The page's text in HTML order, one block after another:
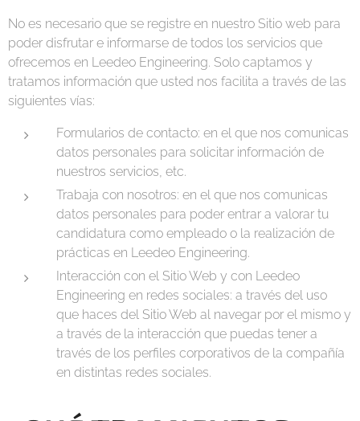
No es necesario que se registre en nuestro Sitio web para
poder disfrutar e informarse de todos los servicios que
ofrecemos en Leedeo Engineering. Solo captamos y
tratamos información que usted nos facilita a través de las
siguientes vías:
Formularios de contacto: en el que nos comunicas
datos personales para solicitar información de
nuestros servicios, etc.
Trabaja con nosotros: en el que nos comunicas
datos personales para poder entrar a valorar tu
candidatura como empleado o la realización de
prácticas en Leedeo Engineering.
Interacción con el Sitio Web y con Leedeo
Engineering en redes sociales: a través del uso
que haces del Sitio Web al navegar por el mismo y
a través de la interacción que puedas tener a
través de los perfiles corporativos de la compañía
en distintas redes sociales.